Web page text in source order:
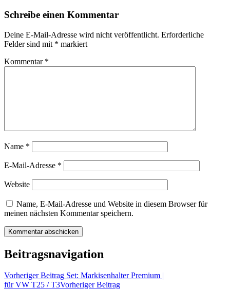
Schreibe einen Kommentar
Deine E-Mail-Adresse wird nicht veröffentlicht. Erforderliche
Felder sind mit * markiert
Kommentar *
Name *
E-Mail-Adresse *
Website
Name, E-Mail-Adresse und Website in diesem Browser für
meinen nächsten Kommentar speichern.
Beitragsnavigation
Vorheriger Beitrag Set: Markisenhalter Premium |
für VW T25 / T3Vorheriger Beitrag